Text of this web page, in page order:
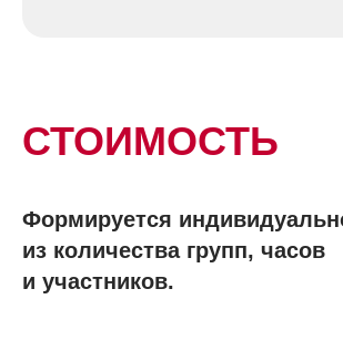
СТОИМОСТЬ
Формируется
из количества групп, часов
и участников.